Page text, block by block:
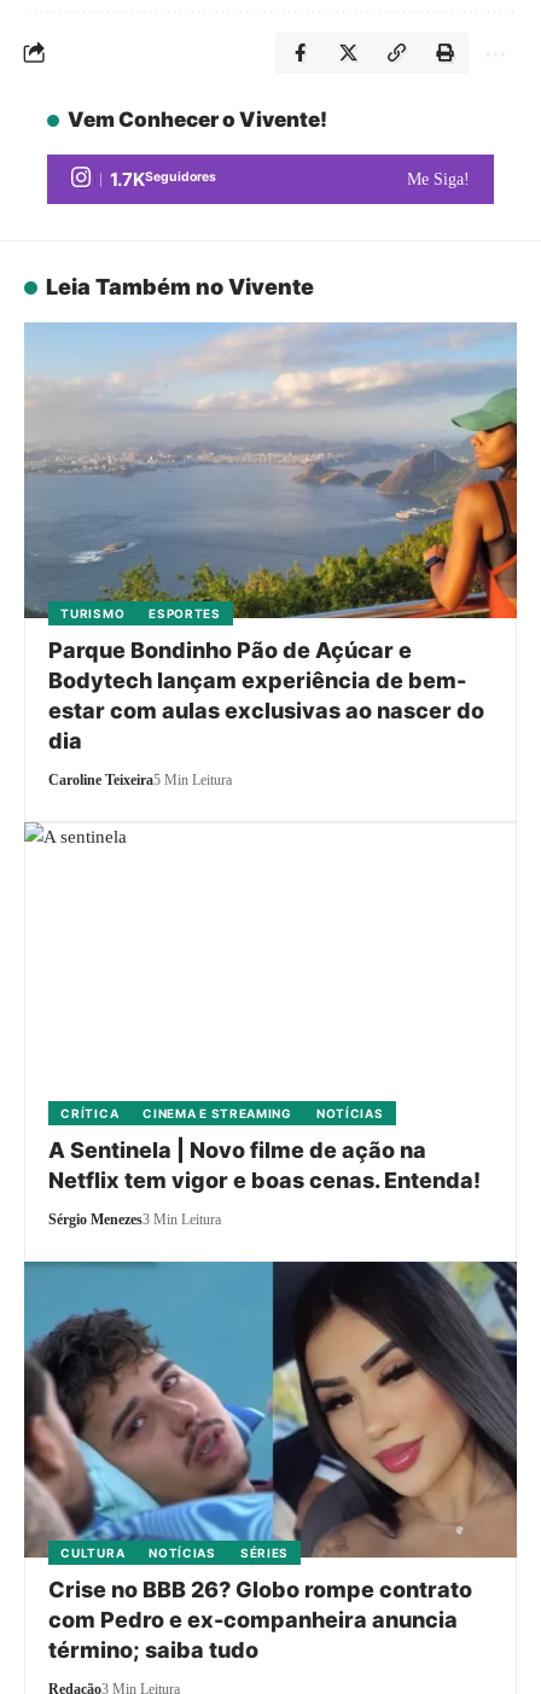
Vem Conhecer o Vivente!
1.7KSeguidores Me Siga!
Leia Também no Vivente
TURISMO ESPORTES
Parque Bondinho Pão de Açúcar e
Bodytech lançam experiência de bem-
estar com aulas exclusivas ao nascer do
dia
Caroline Teixeira5 Min Leitura
CRÍTICA CINEMA E STREAMING NOTÍCIAS
A Sentinela | Novo filme de ação na
Netflix tem vigor e boas cenas. Entenda!
Sérgio Menezes3 Min Leitura
CULTURA NOTÍCIAS SÉRIES
Crise no BBB 26? Globo rompe contrato
com Pedro e ex-companheira anuncia
término; saiba tudo
Redação3 Min Leitura